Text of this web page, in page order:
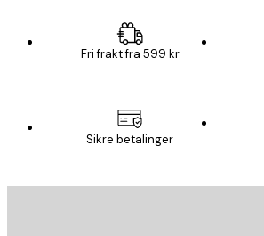
Fri frakt fra 599 kr
Sikre betalinger